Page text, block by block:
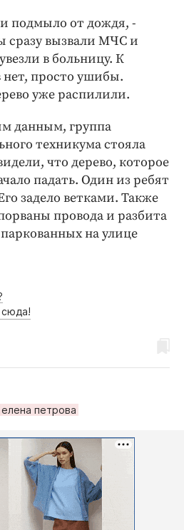
подмыло от дождя, -
сразу вызвали МЧС и
в больницу. К
нет, просто ушибы.
уже распилили.
данным, группа
техникума стояла
что дерево, которое
падать. Один из ребят
задело ветками. Также
провода и разбита
на улице
елена петрова